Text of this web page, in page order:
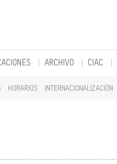
HORARIOS INTERNACIONALIZACIÓN
ARCHIVO CIAC